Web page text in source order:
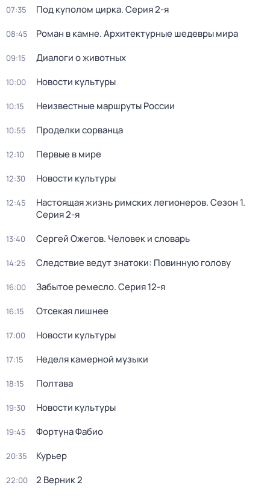
07:35 Под куполом цирка. Серия 2-я
08:45 Роман в камне. Архитектурные шедевры мира
09:15 Диалоги о животных
10:00 Новости культуры
10:15 Неизвестные маршруты России
10:55 Проделки сорванца
12:10 Первые в мире
12:30 Новости культуры
12:45 Настоящая жизнь римских легионеров. Сезон 1.
Серия 2-я
13:40 Сергей Ожегов. Человек и словарь
14:25 Следствие ведут знатоки: Повинную голову
16:00 Забытое ремесло. Серия 12-я
16:15 Отсекая лишнее
17:00 Новости культуры
17:15 Неделя камерной музыки
18:15 Полтава
19:30 Новости культуры
19:45 Фортуна Фабио
20:35 Курьер
22:00 2 Верник 2